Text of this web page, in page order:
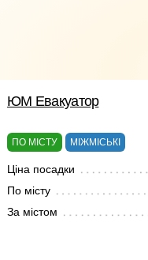
ЮМ Евакуатор
ПО МІСТУ МІЖМІСЬКІ
Ціна посадки
По місту
За містом